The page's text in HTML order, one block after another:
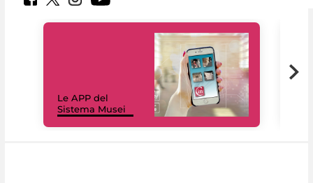
Le APP del
Sistema Musei